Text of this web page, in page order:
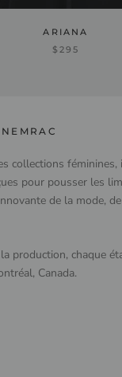
ARIANA
$295
collections
pour pousser les
de la mode,
production, chaque
Canada.